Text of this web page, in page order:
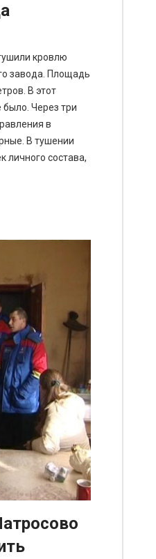
кровлю
завода. Площадь
В этот
Через три
в
В тушении
личного состава,